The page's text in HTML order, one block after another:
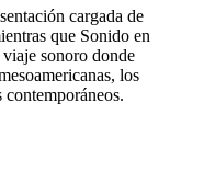
cargada de
que Sonido en
sonoro donde
los